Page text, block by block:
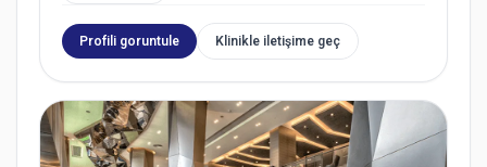
Profili goruntule Klinikle iletişime geç